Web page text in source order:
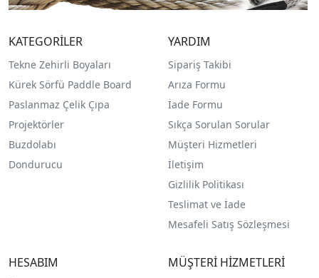
KATEGORİLER
Tekne Zehirli Boyaları
Kürek Sörfü Paddle Board
Paslanmaz Çelik Çıpa
Projektörler
Buzdolabı
Dondurucu
YARDIM
Sipariş Takibi
Arıza Formu
İade Formu
Sıkça Sorulan Sorular
Müşteri Hizmetleri
İletişim
Gizlilik Politikası
Teslimat ve İade
Mesafeli Satış Sözleşmesi
HESABIM MÜŞTERİ HİZMETLERİ